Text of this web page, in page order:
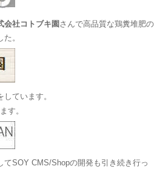
会社コトブキ園 さんで高品質な鶏糞堆肥の
。
しています。
す。
てSOY CMS/Shopの開発も引き続き行っ